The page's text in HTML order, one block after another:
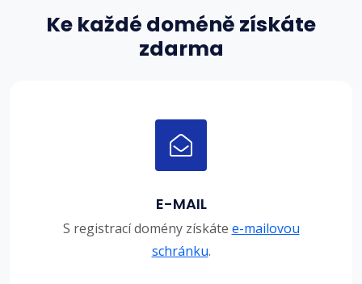
Ke každé doméně získáte
zdarma
E-MAIL
S registrací domény získáte e-mailovou
schránku.